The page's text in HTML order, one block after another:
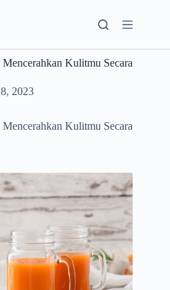
Kulitmu Secara
2023
Kulitmu Secara